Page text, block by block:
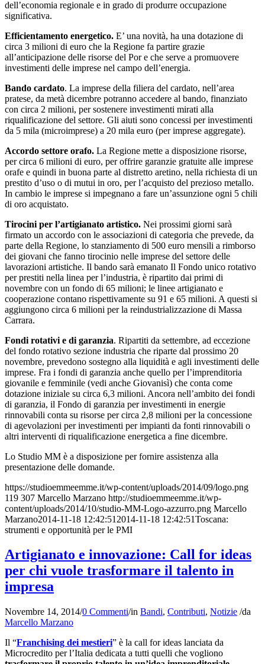
dell’economia regionale e in grado di produrre occupazione
significativa.
Efficientamento energetico. E’ una novità, ha una dotazione di
circa 3 milioni di euro che la Regione fa partire grazie
all’anticipazione delle risorse del Por e che serve a promuovere
investimenti delle imprese nel campo dell’energia.
Bando cardato. La imprese della filiera del cardato, nell’area
pratese, da metà dicembre potranno accedere al bando, finanziato
con circa 2 milioni, per sostenere investimenti mirati alla
riqualificazione del settore. Gli aiuti sono concessi per investimenti
da 5 mila (microimprese) a 20 mila euro (per imprese aggregate).
Accordo settore orafo. La Regione mette a disposizione risorse,
per circa 6 milioni di euro, per offrire garanzie gratuite alle imprese
orafe e quindi in buona parte al distretto aretino, nella richiesta di un
prestito d’uso o di mutui in oro, per l’acquisto del prezioso metallo.
In cambio le imprese si impegnano a fare un’assunzione ogni 5 chili
di oro acquistato.
Tirocini per l’artigianato artistico. Nei prossimi giorni sarà
firmato un accordo con le associazioni di categoria che prevede, da
parte della Regione, lo stanziamento di 500 euro mensili a rimborso
dei giovani che fanno tirocinio nelle imprese del settore delle
lavorazioni artistiche. Il bando sarà emanato Il Fondo unico rotativo
per prestiti nella linea per l’industria, è ripartito dai primi di
novembre con un fondo di 65 milioni; le linee artigianato e
cooperazione contano rispettivamente su 91 e 65 milioni. A questi si
aggiungono circa 6 milioni per la reindustrializzazione di Massa
Carrara.
Fondi rotativi e di garanzia. Ripartiti da settembre, ad eccezione
del fondo rotativo sezione industria che riparte dal prossimo 20
novembre, prevedono sostegno alla liquidità e agli investimenti delle
imprese. Fra i fondi di garanzia anche quello per l’imprenditoria
giovanile e femminile (vedi anche Giovanisì) che conta come
dotazione iniziale su circa 6,3 milioni. Ancora nell’ambito dei fondi
di garanzia, il Fondo di garanzia per investimenti in energie
rinnovabili conta su risorse per circa 2,8 milioni per la concessione
di agevolazioni per investimenti per impianti da fonti rinnovabili o
altri interventi di riqualificazione energetica a fine dicembre.
Lo Studio MM è a disposizione per fornire assistenza alla
presentazione delle domande.
https://studioemmeemme.it/wp-content/uploads/2014/09/logo.png
119 307 Marcello Marzano http://studioemmeemme.it/wp-
content/uploads/2014/10/studio-MM-Logo-azzurro.png Marcello
Marzano2014-11-18 12:42:51 2014-11-18 12:42:51Toscana:
strumenti e opportunità per le PMI
Artigianato e innovazione: Call for ideas
per chi vuole trasformare il talento in
impresa
Novembre 14, 2014/0 Commenti/in Bandi, Contributi, Notizie /da
Marcello Marzano
Il “Franchising dei mestieri” è la call for ideas lanciata da
Microcredito per l’Italia dedicata a tutti quelli che vogliono